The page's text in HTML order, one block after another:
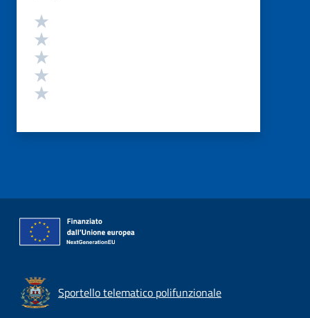
Valutazione
Sportello telematico polifunzionale